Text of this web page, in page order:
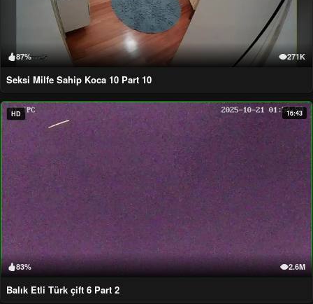
87% 271K
Seksi Milfe Sahip Koca 10 Part 10
HD 16:43
83% 2.6M
Balık Etli Türk çift 6 Part 2